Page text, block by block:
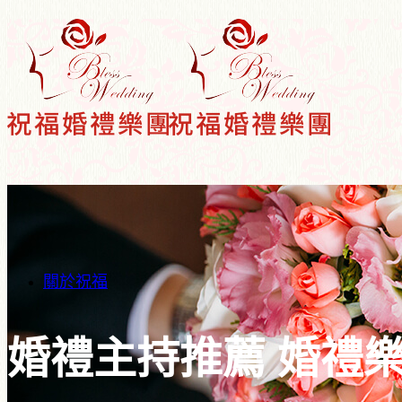
關於祝福
婚禮主持推薦 婚禮